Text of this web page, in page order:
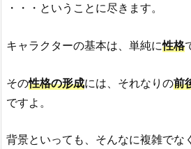
・・・ということに尽きます。
キャラクターの基本は、単純に性格
その性格の形成には、それなりの前
ですよ。
背景といっても、そんなに複雑でな